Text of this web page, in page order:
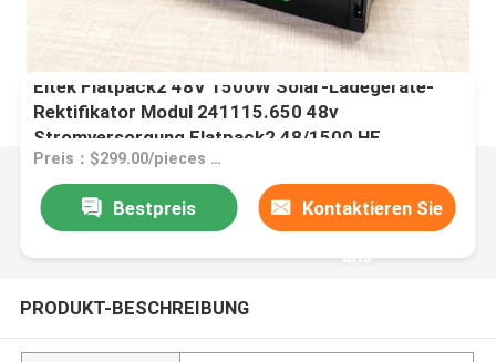
Eltek Flatpack2 48V 1500W Solar-Ladegeräte-
Rektifikator Modul 241115.650 48v
Stromversorgung Flatpack2 48/1500 HE
Preis：$299.00/pieces 1-199 pieces
Bestpreis Kontaktieren Sie
uns
PRODUKT-BESCHREIBUNG